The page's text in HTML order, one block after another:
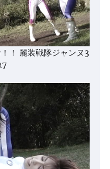
！ 麗装戦隊ジャンヌ3
7